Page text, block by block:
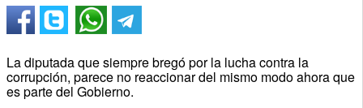
La diputada que siempre bregó por la lucha contra la
corrupción, parece no reaccionar del mismo modo ahora que
es parte del Gobierno.